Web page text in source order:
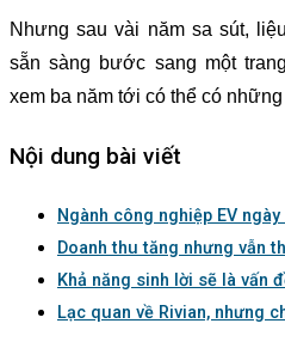
Nhưng sau vài năm sa sút,
sẵn sàng bước sang một
xem ba năm tới có thể có những
Nội dung bài viết
Ngành công nghiệp EV
Doanh thu tăng nhưng vẫn
Khả năng sinh lời sẽ là vấn
Lạc quan về Rivian, nhưng